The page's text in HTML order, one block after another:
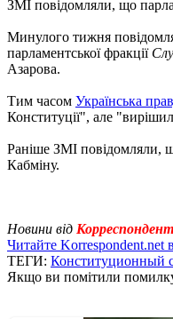
ЗМІ повідомляли, що
Минулого тижня
парламентської фракції
Азарова.
Тим часом Українська
Конституції", але
Раніше ЗМІ повідомляли,
Кабміну.
Новини від
Читайте Korrespondent.net
ТЕГИ: Конституционный
Якщо ви помітили